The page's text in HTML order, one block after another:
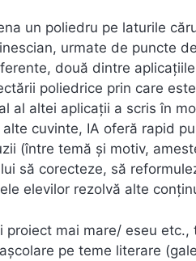
un poliedru pe laturile
urmate de puncte
două dintre
poliedrice prin care
al altei aplicații a scris în
cuvinte, IA oferă rapid
(între temă și motiv,
să corecteze, să
elevilor rezolvă alte
proiect mai mare/ eseu
pe teme literare